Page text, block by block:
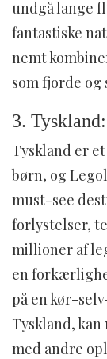
undgå lange
fantastiske
nemt
som fjorde og
3.
Tyskland er
børn, og
must-see
forlystelser,
millioner af
en
på en kør-
Tyskland,
med andre